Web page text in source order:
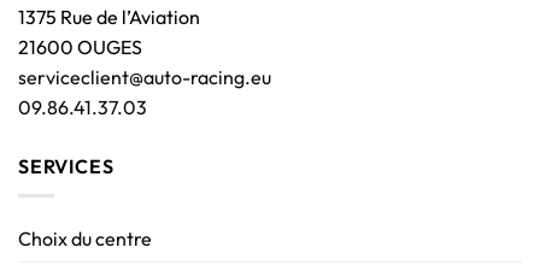
1375 Rue de l’Aviation
21600 OUGES
serviceclient@auto-racing.eu
09.86.41.37.03
SERVICES
Choix du centre